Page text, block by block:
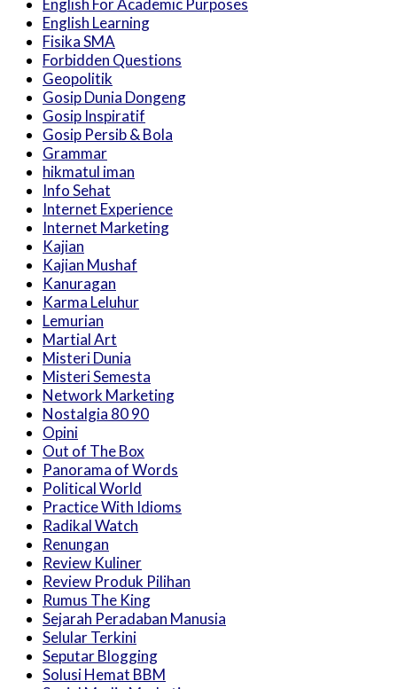
English For Academic Purposes
English Learning
Fisika SMA
Forbidden Questions
Geopolitik
Gosip Dunia Dongeng
Gosip Inspiratif
Gosip Persib & Bola
Grammar
hikmatul iman
Info Sehat
Internet Experience
Internet Marketing
Kajian
Kajian Mushaf
Kanuragan
Karma Leluhur
Lemurian
Martial Art
Misteri Dunia
Misteri Semesta
Network Marketing
Nostalgia 80 90
Opini
Out of The Box
Panorama of Words
Political World
Practice With Idioms
Radikal Watch
Renungan
Review Kuliner
Review Produk Pilihan
Rumus The King
Sejarah Peradaban Manusia
Selular Terkini
Seputar Blogging
Solusi Hemat BBM